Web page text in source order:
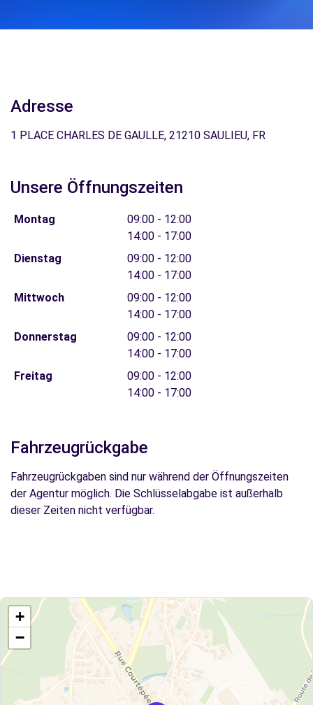
Adresse
1 PLACE CHARLES DE GAULLE, 21210 SAULIEU, FR
Unsere Öffnungszeiten
Montag
09:00 - 12:00
14:00 - 17:00
Dienstag
09:00 - 12:00
14:00 - 17:00
Mittwoch
09:00 - 12:00
14:00 - 17:00
Donnerstag
09:00 - 12:00
14:00 - 17:00
Freitag
09:00 - 12:00
14:00 - 17:00
Fahrzeugrückgabe
Fahrzeugrückgaben sind nur während der Öffnungszeiten
der Agentur möglich. Die Schlüsselabgabe ist außerhalb
dieser Zeiten nicht verfügbar.
+
−